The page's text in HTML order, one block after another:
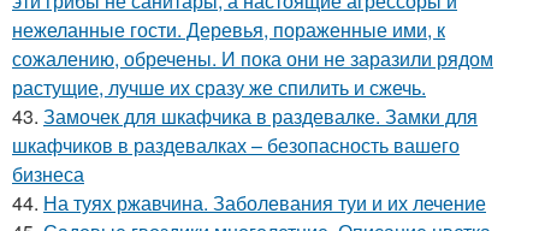
нежеланные гости. Деревья, пораженные ими, к
сожалению, обречены. И пока они не заразили рядом
растущие, лучше их сразу же спилить и сжечь.
43. Замочек для шкафчика в раздевалке. Замки для
шкафчиков в раздевалках – безопасность вашего
бизнеса
44. На туях ржавчина. Заболевания туи и их лечение